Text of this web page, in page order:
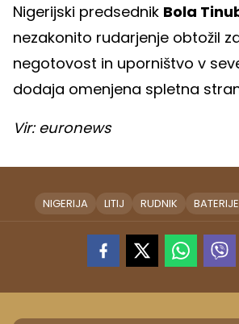
Nigerijski predsednik Bola
nezakonito rudarjenje obtožil
negotovost in uporništvo v
dodaja omenjena spletna
Vir: euronews
NIGERIJA LITIJ RUDNIK BATERIJE